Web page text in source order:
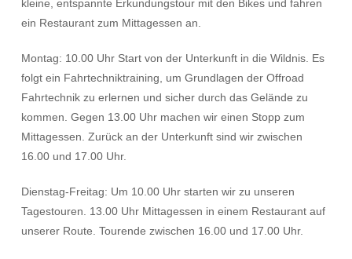
kleine, entspannte Erkundungstour mit den Bikes und fahren
ein Restaurant zum Mittagessen an.
Montag: 10.00 Uhr Start von der Unterkunft in die Wildnis. Es
folgt ein Fahrtechniktraining, um Grundlagen der Offroad
Fahrtechnik zu erlernen und sicher durch das Gelände zu
kommen. Gegen 13.00 Uhr machen wir einen Stopp zum
Mittagessen. Zurück an der Unterkunft sind wir zwischen
16.00 und 17.00 Uhr.
Dienstag-Freitag: Um 10.00 Uhr starten wir zu unseren
Tagestouren. 13.00 Uhr Mittagessen in einem Restaurant auf
unserer Route. Tourende zwischen 16.00 und 17.00 Uhr.